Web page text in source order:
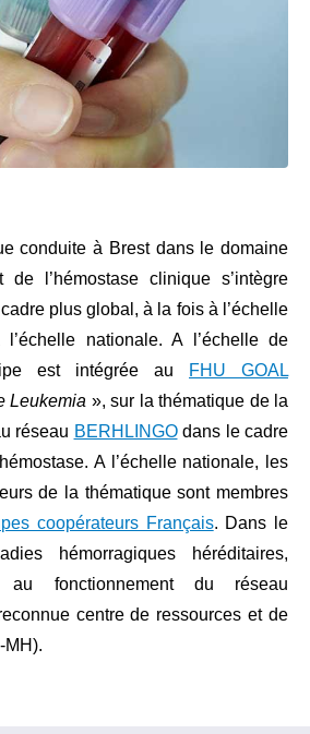
conduite à Brest dans le domaine
de l’hémostase clinique s’intègre
plus global, à la fois à l’échelle
nationale. A l’échelle de
est intégrée au
FHU GOAL
Leukemia », sur la thématique de la
réseau BERHLINGOdans le cadre
A l’échelle nationale, les
de la thématique sont membres
coopérateurs Français. Dans le
hémorragiques héréditaires,
au fonctionnement du réseau
centre de ressources et de